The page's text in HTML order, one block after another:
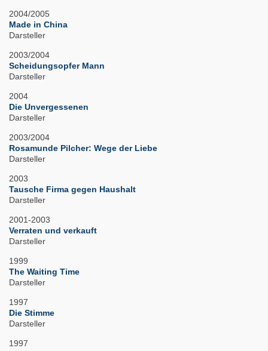
2004/2005
Made in China
Darsteller
2003/2004
Scheidungsopfer Mann
Darsteller
2004
Die Unvergessenen
Darsteller
2003/2004
Rosamunde Pilcher: Wege der Liebe
Darsteller
2003
Tausche Firma gegen Haushalt
Darsteller
2001-2003
Verraten und verkauft
Darsteller
1999
The Waiting Time
Darsteller
1997
Die Stimme
Darsteller
1997